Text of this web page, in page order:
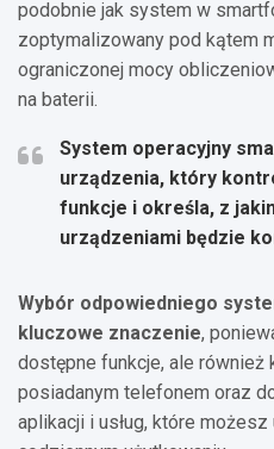
podobnie jak system w
zoptymalizowany pod kątem
ograniczonej mocy
na baterii.
System operacyjny
urządzenia, który
funkcje i określa, z
urządzeniami będzie
Wybór odpowiedniego
kluczowe znaczenie,
dostępne funkcje, ale również
posiadanym telefonem oraz
aplikacji i usług, które